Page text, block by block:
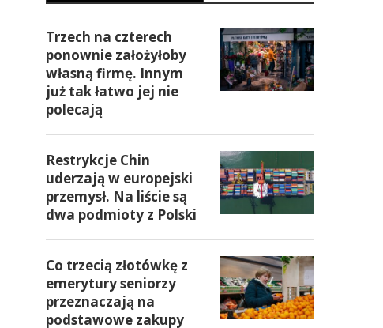
Trzech na czterech
ponownie założyłoby
własną firmę. Innym
już tak łatwo jej nie
polecają
Restrykcje Chin
uderzają w europejski
przemysł. Na liście są
dwa podmioty z Polski
Co trzecią złotówkę z
emerytury seniorzy
przeznaczają na
podstawowe zakupy